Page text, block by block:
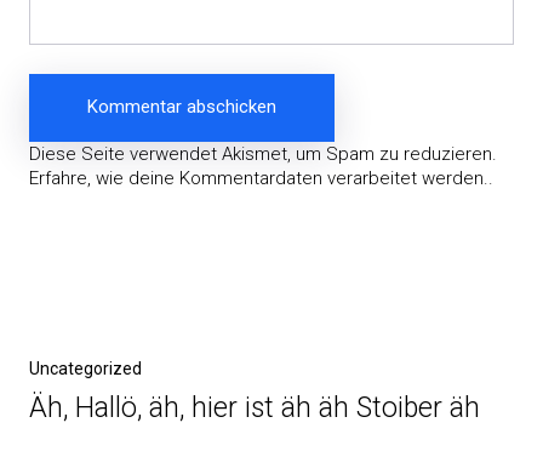
Diese Seite verwendet Akismet, um Spam zu reduzieren.
Erfahre, wie deine Kommentardaten verarbeitet werden..
Vorheriger
Beitrag
Uncategorized
Äh, Hallö, äh, hier ist äh äh Stoiber äh